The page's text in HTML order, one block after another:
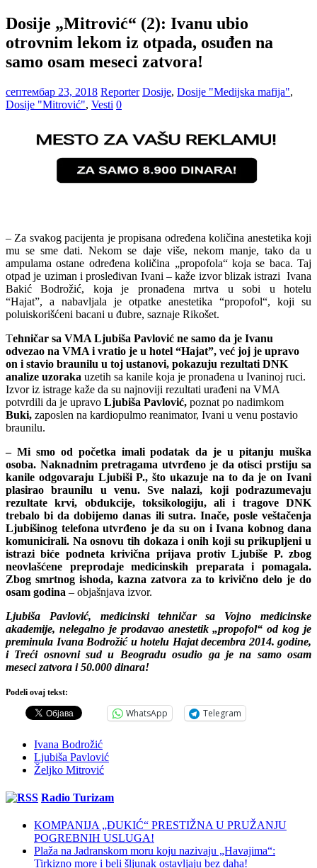
Dosije „Mitrović“ (2): Ivanu ubio
otrovnim lekom iz otpada, osuđen na
samo osam meseci zatvora!
септембар 23, 2018 Reporter Dosije, Dosije "Medijska mafija",
Dosije "Mitrović", Vesti 0
– Za svakog pacijenta je propisana određena količina anestetika koji
mu se sme dati. Nekom se daje više, nekom manje, tako da u
ampulama ostane određena količina „propofola“ koja se baca. Taj
otpad je uziman i prosleđivan Ivani – kaže izvor blizak istrazi Ivana
Bakić Bodrožić, koja je pronađena mrtva u sobi u hotelu
“Hajat”, a nabavljala je otpatke anestetika “propofol“, koji su
poluiskorišćeni bacani u đubre, saznaje Rikošet.
Tehničar sa VMA Ljubiša Pavlović ne samo da je Ivanu
odvezao na VMA i vratio je u hotel “Hajat”, već joj je upravo
on i stavio braunilu u toj ustanovi, pokazuju rezultati DNK
analize uzoraka uzetih sa kanile koja je pronađena u Ivaninoj ruci.
Izvor iz istrage kaže da su najnoviji rezultati urađeni na VMA
potvrdili da je upravo Ljubiša Pavlović, poznat po nadimkom
Buki, zaposlen na kardiopulmo reanimator, Ivani u venu postavio
braunilu.
– Mi smo od početka imali podatak da je u pitanju muška
osoba. Naknadnim pretragama utvrđeno je da otisci prstiju sa
kanile odgovaraju Ljubiši P., što ukazuje na to da je on Ivani
plasirao braunilu u venu. Sve nalazi, koji podrazumevaju
rezultate krvi, obdukcije, toksikologiju, ali i tragove DNK
trebalo bi da dobijemo danas ili sutra. Inače, posle veštačenja
Ljubišinog telefona utvrđeno je da su on i Ivana kobnog dana
komunicirali. Na osnovu tih dokaza i onih koji su prikupljeni u
istrazi biće podneta krivična prijava protiv Ljubiše P. zbog
neovlašćene preprodaje medicinskih preparata i pomagala.
Zbog smrtnog ishoda, kazna zatvora za to krivično delo je do
osam godina – objašnjava izvor.
Ljubiša Pavlović, medicinski tehničar sa Vojno medicinske
akademije, nelegalno je prodavao anestetik „propofol“ od kog je
preminula Ivana Bodrožić u hotelu Hajat decembra 2014. godine,
i Treći osnovni sud u Beogradu osudio ga je na samo osam
meseci zatvora i 50.000 dinara!
Podeli ovaj tekst:
WhatsApp Telegram
Ivana Bodrožić
Ljubiša Pavlović
Željko Mitrović
Radio Turizam
KOMPANIJA „ĐUKIĆ“ PRESTIŽNA U PRUŽANJU
POGREBNIH USLUGA!
Plaža na Jadranskom moru koju nazivaju „Havajima“:
Tirkizno more i beli šljunak ostavljaju bez daha!